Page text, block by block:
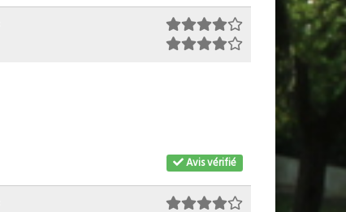
Avis vérifié